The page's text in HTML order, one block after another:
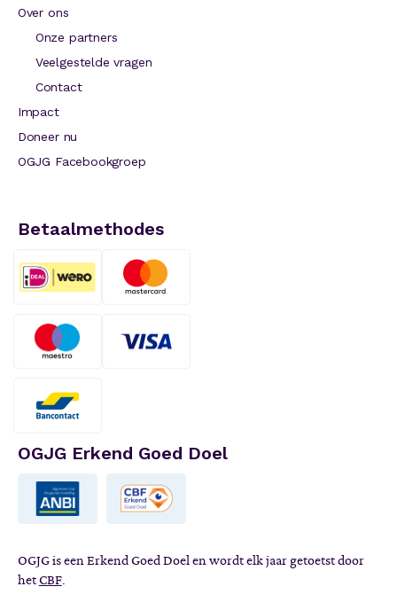
Over ons
Onze partners
Veelgestelde vragen
Contact
Impact
Doneer nu
OGJG Facebookgroep
Betaalmethodes
OGJG Erkend Goed Doel
OGJG is een Erkend Goed Doel en wordt elk jaar getoetst door
hetCBF.